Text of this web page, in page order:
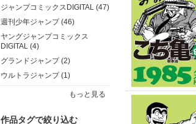
ジャンプコミックスDIGITAL (47)
週刊少年ジャンプ (46)
ヤングジャンプコミックス
DIGITAL (4)
グランドジャンプ (2)
ウルトラジャンプ (1)
もっと見る
作品タグで絞り込む